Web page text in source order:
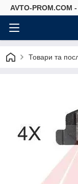
AVTO-PROM.COM
Товари та